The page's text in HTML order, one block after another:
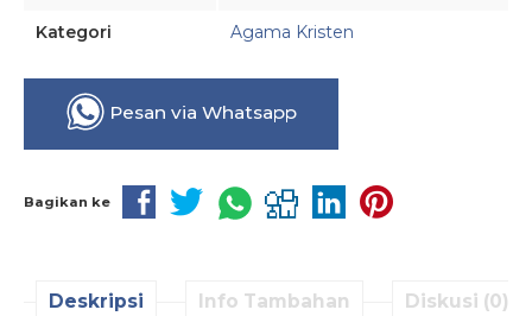
Kategori Agama Kristen
Pesan via Whatsapp
Bagikan ke
Deskripsi Info Tambahan Diskusi (0)